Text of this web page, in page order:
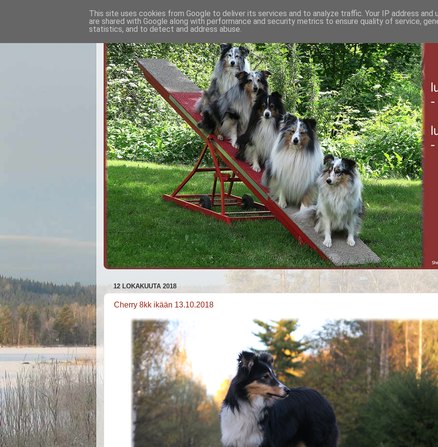
12 LOKAKUUTA 2018
Cherry 8kk ikään 13.10.2018
This site uses cookies from Google to deliver its services and to analyze traffic. Your IP address and
are shared with Google along with performance and security metrics to ensure quality of service,
statistics, and to detect and address abuse.